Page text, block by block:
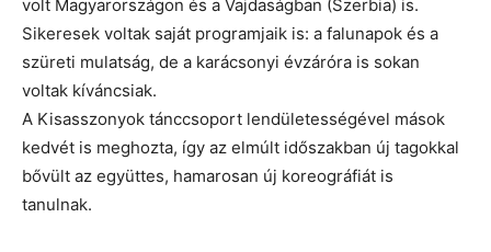
volt Magyarországon és a Vajdaságban (Szerbia) is.
Sikeresek voltak saját programjaik is: a falunapok és a
szüreti mulatság, de a karácsonyi évzáróra is sokan
voltak kíváncsiak.
A Kisasszonyok tánccsoport lendületességével mások
kedvét is meghozta, így az elmúlt időszakban új tagokkal
bővült az együttes, hamarosan új koreográfiát is
tanulnak.